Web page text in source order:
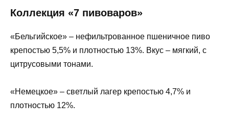
Коллекция «7 пивоваров»
«Бельгийское» – нефильтрованное пшеничное пиво
крепостью 5,5% и плотностью 13%. Вкус – мягкий, с
цитрусовыми тонами.
«Немецкое» – светлый лагер крепостью 4,7% и
плотностью 12%.